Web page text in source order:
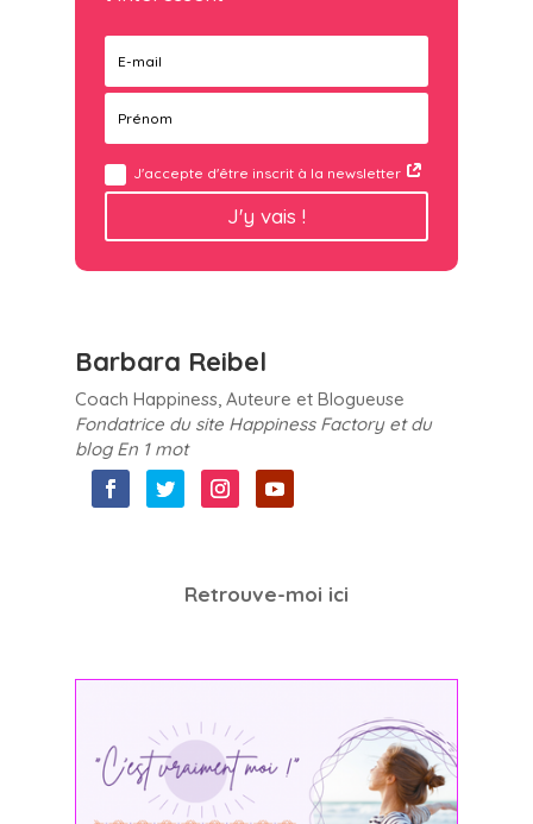
J'accepte d'être inscrit à la newsletter
J'y vais !
Barbara Reibel
Coach Happiness, Auteure et Blogueuse
Fondatrice du site Happiness Factory et du
blog En 1 mot
Retrouve-moi ici